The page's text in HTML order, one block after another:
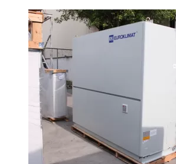
DEL
SITIO
PRIVACY
POLICY